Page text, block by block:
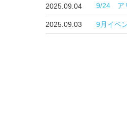
2025.09.04 9/24 ア
2025.09.03 9月イベ